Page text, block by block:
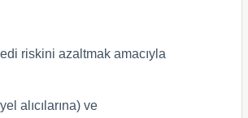
riskini azaltmak amacıyla
alıcılarına) ve